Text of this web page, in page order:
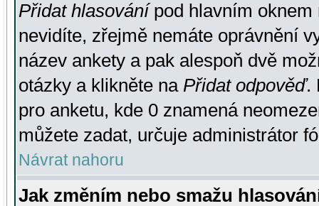
Přidat hlasovánípod hlavním oknem
nevidíte, zřejmě nemáte oprávnění
název ankety a pak alespoň dvě
otázky a klikněte na Přidat odpověď.
pro anketu, kde 0 znamená
můžete zadat, určuje administrátor
Návrat nahoru
Jak změním nebo smažu